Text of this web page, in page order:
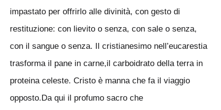
impastato per offrirlo alle divinità, con gesto di
restituzione: con lievito o senza, con sale o senza,
con il sangue o senza. Il cristianesimo nell’eucarestia
trasforma il pane in carne,il carboidrato della terra in
proteina celeste. Cristo è manna che fa il viaggio
opposto.Da qui il profumo sacro che